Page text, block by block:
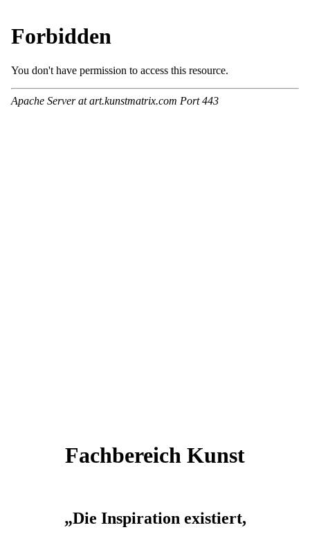
Fachbereich Kunst
„Die Inspiration existiert,